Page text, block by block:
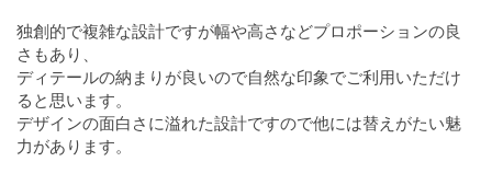
独創的で複雑な設計ですが幅や高さなどプロポーションの良
さもあり、
ディテールの納まりが良いので自然な印象でご利用いただけ
ると思います。
デザインの面白さに溢れた設計ですので他には替えがたい魅
力があります。